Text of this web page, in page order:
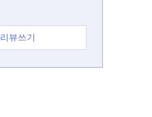
리뷰쓰기